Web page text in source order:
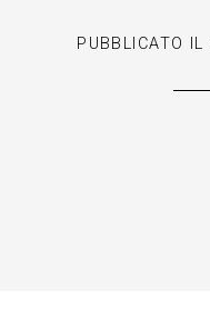
PUBBLICATO IL